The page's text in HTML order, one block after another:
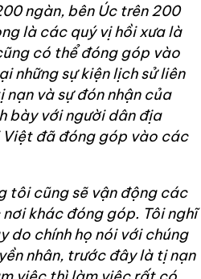
ngàn, bên Úc trên 200
là các quý vị hồi xưa là
có thể đóng góp vào
những sự kiện lịch sử liên
và sự đón nhận của
bày với người dân địa
Việt đã đóng góp vào các
tôi cũng sẽ vận động các
khác đóng góp. Tôi nghĩ
do chính họ nói với chúng
nhân, trước đây là tị nạn